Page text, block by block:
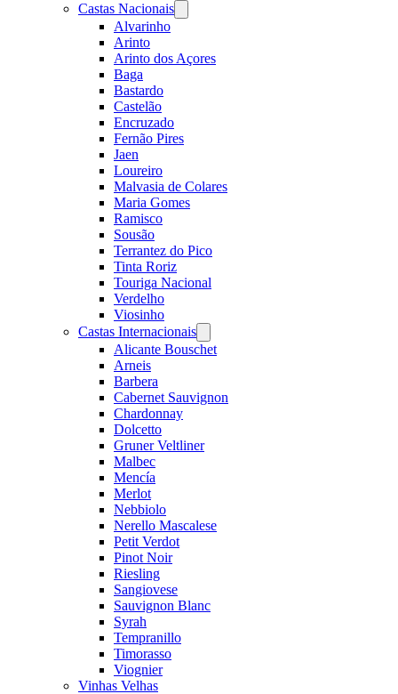
Castas Nacionais
menu
Alvarinho
Arinto
Arinto dos Açores
Baga
Bastardo
Castelão
Encruzado
Fernão Pires
Jaen
Loureiro
Malvasia de Colares
Maria Gomes
Ramisco
Sousão
Terrantez do Pico
Tinta Roriz
Touriga Nacional
Verdelho
Viosinho
Castas Internacionais
menu
Alicante Bouschet
Arneis
Barbera
Cabernet Sauvignon
Chardonnay
Dolcetto
Gruner Veltliner
Malbec
Mencía
Merlot
Nebbiolo
Nerello Mascalese
Petit Verdot
Pinot Noir
Riesling
Sangiovese
Sauvignon Blanc
Syrah
Tempranillo
Timorasso
Viognier
Vinhas Velhas